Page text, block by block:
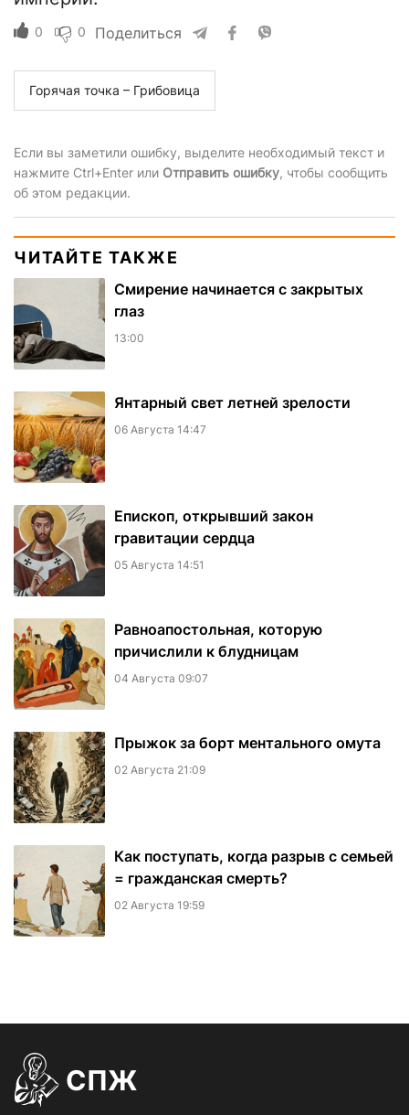
0 0 Поделиться
Горячая точка – Грибовица
Если вы заметили ошибку, выделите необходимый текст и
нажмите Ctrl+Enter или Отправить ошибку, чтобы сообщить
об этом редакции.
ЧИТАЙТЕ ТАКЖЕ
Смирение начинается с закрытых
глаз
13:00
Янтарный свет летней зрелости
06 Августа 14:47
Епископ, открывший закон
гравитации сердца
05 Августа 14:51
Равноапостольная, которую
причислили к блудницам
04 Августа 09:07
​Прыжок за борт ментального омута
02 Августа 21:09
Как поступать, когда разрыв с семьей
= гражданская смерть?
02 Августа 19:59
СПЖ